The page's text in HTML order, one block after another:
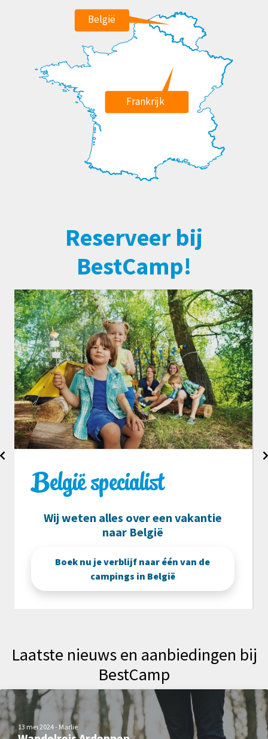
België
Frankrijk
Reserveer bij
BestCamp!
Beste prijs garantie
Boek bij BestCamp altijd voor de
beste prijs!
Neem contact met ons op voor de
beste prijs
Laatste nieuws en aanbiedingen bij
BestCamp
13 mei 2024 - Marlie